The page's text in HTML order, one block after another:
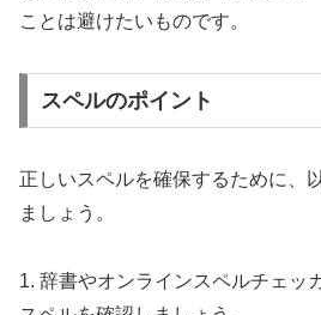
ことは避けたいものです。
スペルのポイント
正しいスペルを確保するために、
ましょう。
1. 辞書やオンラインスペルチェッ